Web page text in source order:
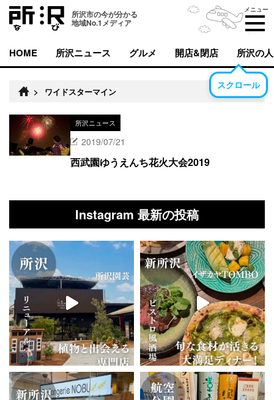
所沢市の今が分かる
地域No.1メディア
メニュー
HOME 所沢ニュース グルメ 開店&閉店 所沢の人
スクロール
> ワイドスターマイン
所沢ニュース
2019/07/21
西武園ゆうえんち花火大会2019
Instagram 最新の投稿